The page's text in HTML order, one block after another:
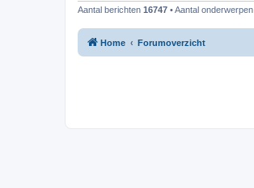
Aantal berichten 16747 • Aantal onderwerpen
Home Forumoverzicht